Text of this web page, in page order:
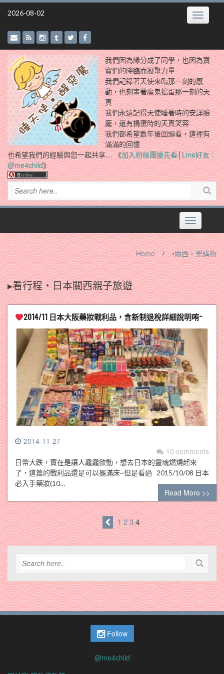
Skip
2026-08-02 Toggle
我們因為緣分成了同學，也因為寶
寶們的降臨而凝聚力量
我們記錄著天使來臨那一刻的感
動，也刻畫著魔鬼搗蛋那一刻的天
真
我們永遠記得天使睡著時的安詳臉
龐，還有搗蛋時的天真笑容
我們都希望數年後回頭看，這裡有
滿滿的回憶
也希望我們的經驗與您一起共享… 《加入粉絲團搶先看│Line好友：
@me4child》
Toggle
navigation
Home / •關西‧樂購物
▸看行程‧日本關西親子旅遊
2014/11 日本大阪藥妝戰利品，含新制退稅詳細說明哊~
2014-11-27
10 comments
日幣大跌，實在是讓人蠢蠢欲動，想去日本的靈魂燃燒起來
了，這篇的戰利品還是可以擺滿床~但是看過 2015/10/08 日本
必入手藥妝(10…
Read More >>
1234
Follow
@me4child